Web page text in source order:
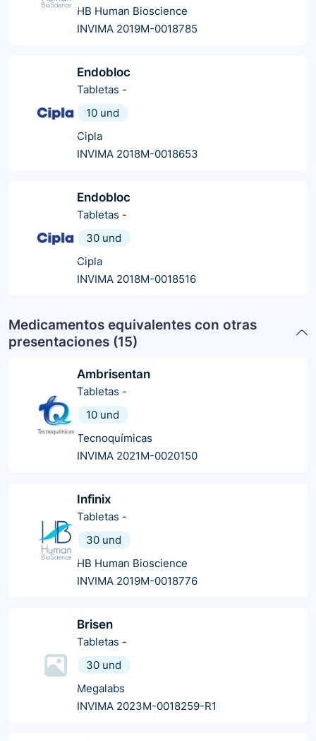
HB Human Bioscience
INVIMA 2019M-0018785
Endobloc
Tabletas -
10 und
Cipla
INVIMA 2018M-0018653
Endobloc
Tabletas -
30 und
Cipla
INVIMA 2018M-0018516
Medicamentos equivalentes con otras
presentaciones (15)
Ambrisentan
Tabletas -
10 und
Tecnoquímicas
INVIMA 2021M-0020150
Infinix
Tabletas -
30 und
HB Human Bioscience
INVIMA 2019M-0018776
Brisen
Tabletas -
30 und
Megalabs
INVIMA 2023M-0018259-R1